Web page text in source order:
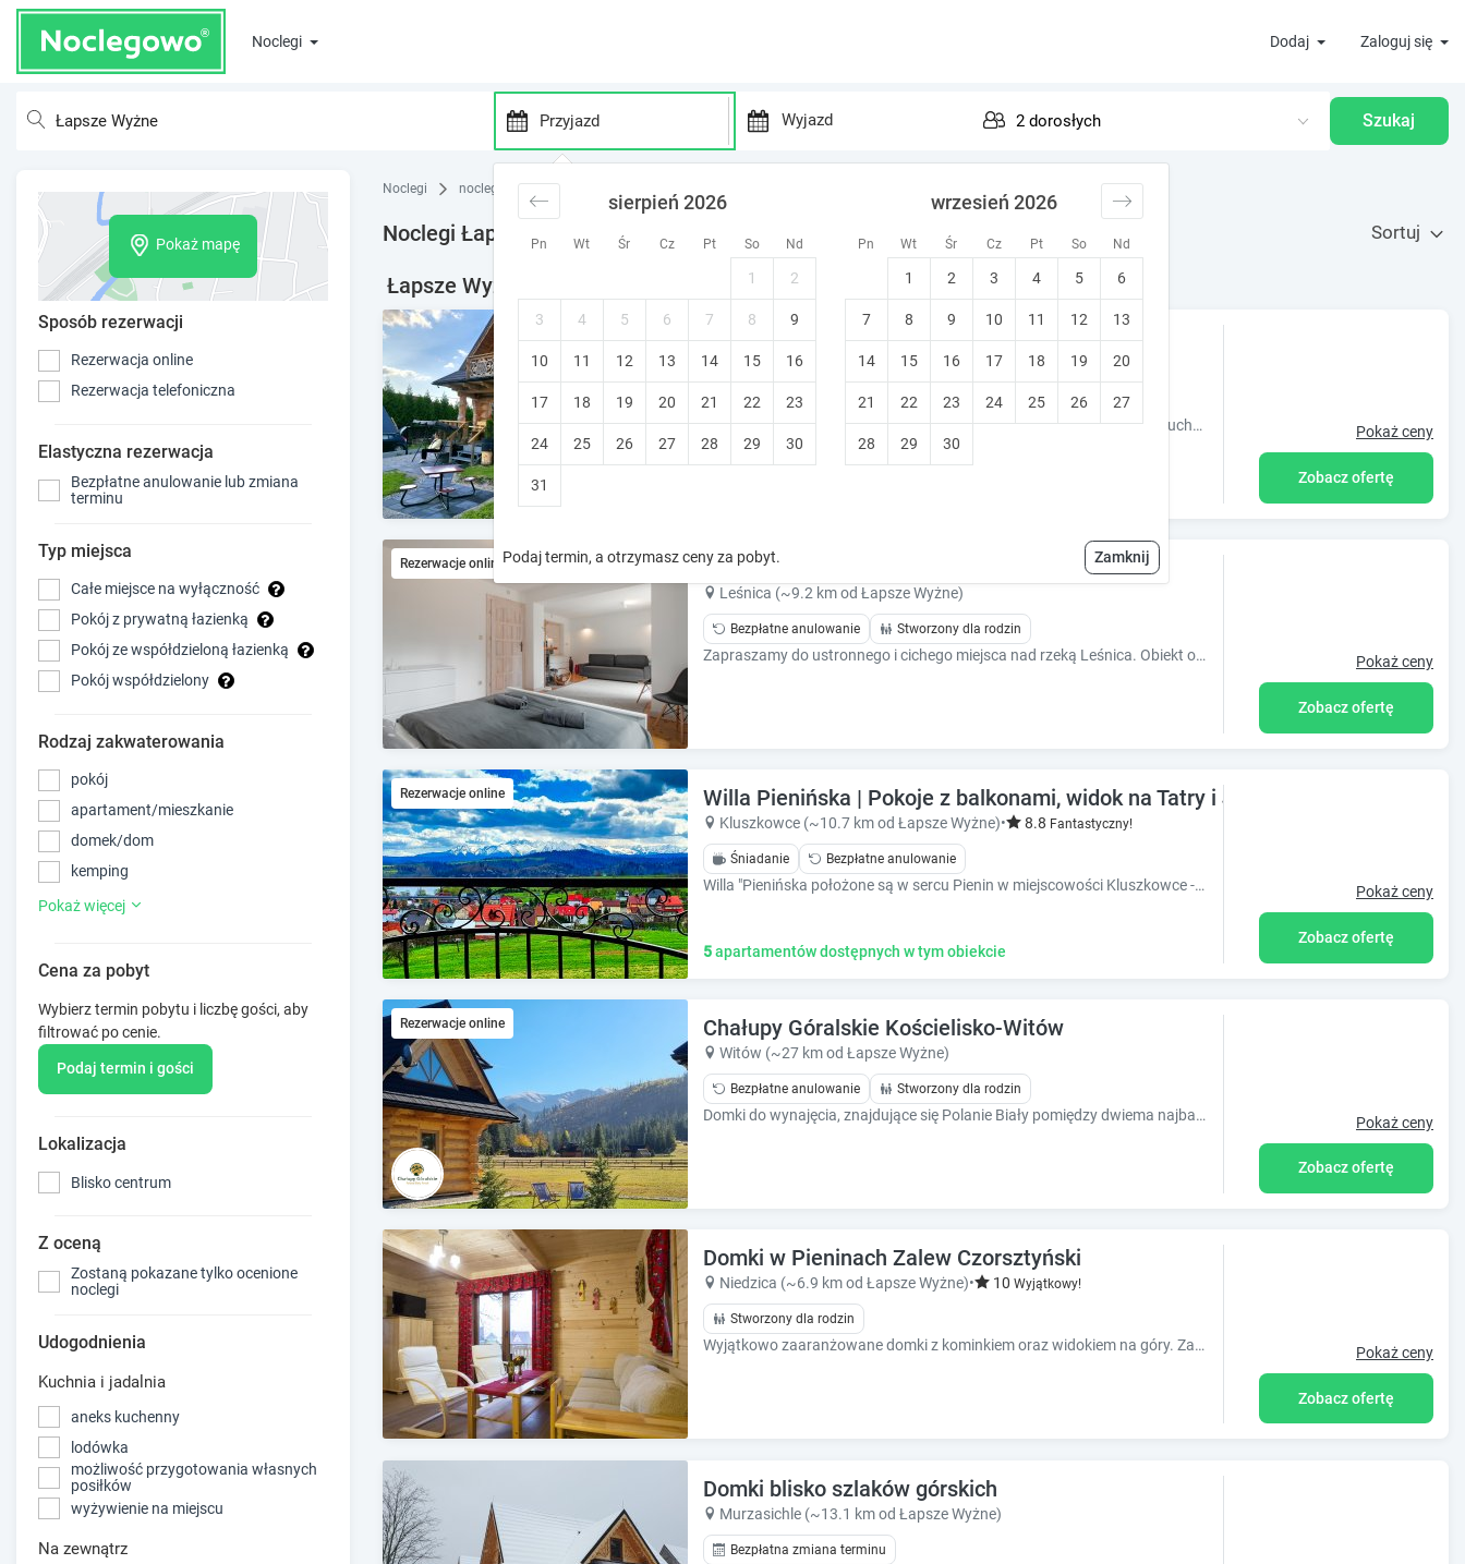
Noclegi Dodaj Zaloguj się
P
e
s
s
d
o
w
n
r
e
t
r
a
c
t
w
i
t
h
t
h
e
c
n
d
a
r
a
n
d
s
e
c
t
a
d
a
t
d
w
a
e
y
t
o
i
c
t
w
i
t
h
a
l
e
n
d
s
e
e
c
e
.
r
Pn Wt Śr Cz Pt So Nd Pn Wt Śr Cz Pt So Nd
sierpień 2026
1 2
3 4 5 6 7 8 9
10 11 12 13 14 15 16
17 18 19 20 21 22 23
24 25 26 27 28 29 30
31
wrzesień 2026
1 2 3 4 5 6
7 8 9 10 11 12 13
14 15 16 17 18 19 20
21 22 23 24 25 26 27
28 29 30
Podaj termin, a otrzymasz ceny za pobyt. Zamknij
Szukaj
Pokaż mapę
Sposób rezerwacji
Rezerwacja online
Rezerwacja telefoniczna
Elastyczna rezerwacja
Bezpłatne anulowanie lub zmiana
terminu
Typ miejsca
Całe miejsce na wyłączność
Pokój z prywatną łazienką
Pokój ze współdzieloną łazienką
Pokój współdzielony
Rodzaj zakwaterowania
pokój
apartament/mieszkanie
domek/dom
kemping
Pokaż więcej
Cena za pobyt
Wybierz termin pobytu i liczbę gości, aby
filtrować po cenie.
Podaj termin i gości
Lokalizacja
Blisko centrum
Z oceną
Zostaną pokazane tylko ocenione
noclegi
Udogodnienia
Kuchnia i jadalnia
aneks kuchenny
lodówka
możliwość przygotowania własnych
posiłków
wyżywienie na miejscu
Na zewnątrz
Noclegi noclegi Małopolska
Noclegi Łapsze Wyżne Sortuj
Łapsze Wyżne - noclegi w okolicy
Domek Góralski U Ani | widok na góry |
Gliczarów Górny (~10.4 km od Łapsze Wyżne)• 10 Wyjątkowy!
Śniadanie Bezpłatna zmiana terminu
Świerkowy domek z widokiem na Tatry dla 4 osób. Salon z aneksem kuchennym, dwie łazienki. Cicha okolica, dobra baza wypadowa na wyciągi narciarskie. Pokaż ceny
Zobacz ofertę
Rezerwacje online Apartamenty nad Potokiem
Leśnica (~9.2 km od Łapsze Wyżne)
Bezpłatne anulowanie Stworzony dla rodzin
Zapraszamy do ustronnego i cichego miejsca nad rzeką Leśnica. Obiekt otoczony lasem zapewnia 100% prywatności/ Pokaż ceny
Zobacz ofertę
Rezerwacje online Willa Pienińska | Pokoje z balkonami, widok na Tatry i Jezioro Czorsztyńskie
Kluszkowce (~10.7 km od Łapsze Wyżne)• 8.8 Fantastyczny!
Śniadanie Bezpłatne anulowanie
Willa "Pienińska położone są w sercu Pienin w miejscowości Kluszkowce - malowniczej miejscowości. Wolne terminy na ferie i zniżki na dłuższe pobyty!
5apartamentów dostępnych w tym obiekcie
Pokaż ceny
Zobacz ofertę
Rezerwacje online Chałupy Góralskie Kościelisko-Witów
Witów (~27 km od Łapsze Wyżne)
Bezpłatne anulowanie Stworzony dla rodzin
Domki do wynajęcia, znajdujące się Polanie Biały pomiędzy dwiema najbardziej znanymi dolinami tatrzańskimi- Dolina Kościeliska & Dolina Chochołowska. Pokaż ceny
Zobacz ofertę
Domki w Pieninach Zalew Czorsztyński
Niedzica (~6.9 km od Łapsze Wyżne)• 10 Wyjątkowy!
Stworzony dla rodzin
Wyjątkowo zaaranżowane domki z kominkiem oraz widokiem na góry. Zapraszamy rodziny z dziećmi, dla których przygotowaliśmy specjalne udogodnienia. Pokaż ceny
Zobacz ofertę
Domki blisko szlaków górskich
Murzasichle (~13.1 km od Łapsze Wyżne)
Bezpłatna zmiana terminu